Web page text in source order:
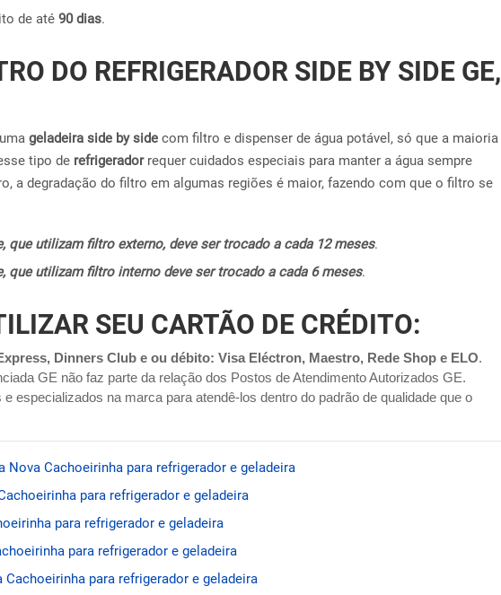
de até 90 dias.
DO REFRIGERADOR SIDE BY SIDE GE,
geladeira side by side com filtro e dispenser de água potável, só que a maioria
tipo de refrigeradorrequer cuidados especiais para manter a água sempre
a degradação do filtro em algumas regiões é maior, fazendo com que o filtro se
que utilizam filtro externo, deve ser trocado a cada 12 meses.
que utilizam filtro interno deve ser trocado a cada 6 meses.
SEU CARTÃO DE CRÉDITO:
Dinners Club e ou débito: Visa Eléctron, Maestro, Rede Shop e ELO.
GE não faz parte da relação dos Postos de Atendimento Autorizados GE.
especializados na marca para atendê-los dentro do padrão de qualidade que o
Nova Cachoeirinha para refrigerador e geladeira
para refrigerador e geladeira
para refrigerador e geladeira
para refrigerador e geladeira
para refrigerador e geladeira